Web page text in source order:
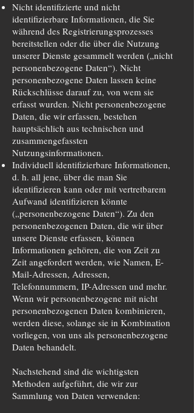
Nicht identifizierte und nicht
identifizierbare Informationen, die Sie
während des Registrierungsprozesses
bereitstellen oder die über die Nutzung
unserer Dienste gesammelt werden („nicht
personenbezogene Daten“). Nicht
personenbezogene Daten lassen keine
Rückschlüsse darauf zu, von wem sie
erfasst wurden. Nicht personenbezogene
Daten, die wir erfassen, bestehen
hauptsächlich aus technischen und
zusammengefassten
Nutzungsinformationen.
Individuell identifizierbare Informationen,
d. h. all jene, über die man Sie
identifizieren kann oder mit vertretbarem
Aufwand identifizieren könnte
(„personenbezogene Daten“). Zu den
personenbezogenen Daten, die wir über
unsere Dienste erfassen, können
Informationen gehören, die von Zeit zu
Zeit angefordert werden, wie Namen, E-
Mail-Adressen, Adressen,
Telefonnummern, IP-Adressen und mehr.
Wenn wir personenbezogene mit nicht
personenbezogenen Daten kombinieren,
werden diese, solange sie in Kombination
vorliegen, von uns als personenbezogene
Daten behandelt.
Nachstehend sind die wichtigsten
Methoden aufgeführt, die wir zur
Sammlung von Daten verwenden: